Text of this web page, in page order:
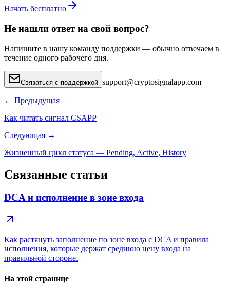
Начать бесплатно
Не нашли ответ на свой вопрос?
Напишите в нашу команду поддержки — обычно отвечаем в
течение одного рабочего дня.
Связаться с поддержкой support@cryptosignalapp.com
← Предыдущая
Как читать сигнал CSAPP
Следующая →
Жизненный цикл статуса — Pending, Active, History
Связанные статьи
DCA и исполнение в зоне входа
Как растянуть заполнение по зоне входа с DCA и правила
исполнения, которые держат среднюю цену входа на
правильной стороне.
На этой странице